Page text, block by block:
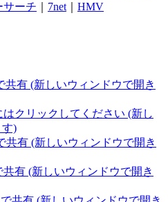
サーチ 7net HMV
共有 (新しいウィンドウで開き
はクリックしてください (新し
)
共有 (新しいウィンドウで開き
共有 (新しいウィンドウで開き